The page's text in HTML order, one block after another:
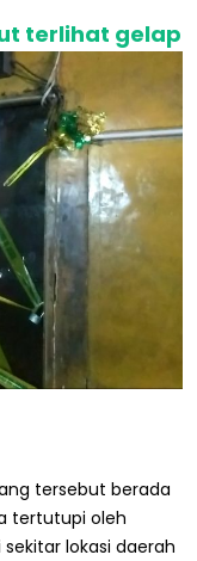
terlihat gelap
tersebut berada
tertutupi oleh
lokasi daerah